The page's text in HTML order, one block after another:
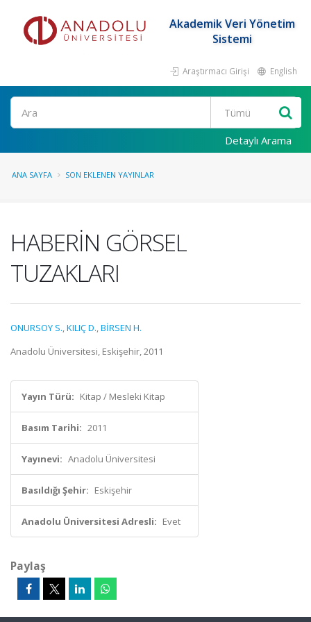
Akademik Veri Yönetim
Sistemi
Araştırmacı Girişi English
Ara
Detaylı Arama
ANA SAYFA SON EKLENEN YAYINLAR
HABERİN GÖRSEL
TUZAKLARI
ONURSOY S.,KILIÇ D.,BİRSEN H.
Anadolu Üniversitesi, Eskişehir, 2011
Yayın Türü: Kitap / Mesleki Kitap
Basım Tarihi: 2011
Yayınevi: Anadolu Üniversitesi
Basıldığı Şehir: Eskişehir
Anadolu Üniversitesi Adresli: Evet
Paylaş